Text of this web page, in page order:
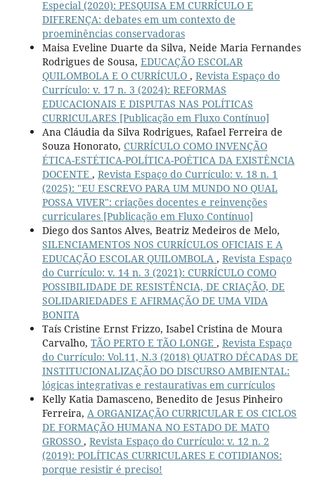
Especial (2020): PESQUISA EM CURRÍCULO E
DIFERENÇA: debates em um contexto de
proeminências conservadoras
Maisa Eveline Duarte da Silva, Neide Maria Fernandes
Rodrigues de Sousa, EDUCAÇÃO ESCOLAR
QUILOMBOLA E O CURRÍCULO , Revista Espaço do
Currículo: v. 17 n. 3 (2024): REFORMAS
EDUCACIONAIS E DISPUTAS NAS POLÍTICAS
CURRICULARES [Publicação em Fluxo Contínuo]
Ana Cláudia da Silva Rodrigues, Rafael Ferreira de
Souza Honorato, CURRÍCULO COMO INVENÇÃO
ÉTICA-ESTÉTICA-POLÍTICA-POÉTICA DA EXISTÊNCIA
DOCENTE , Revista Espaço do Currículo: v. 18 n. 1
(2025): "EU ESCREVO PARA UM MUNDO NO QUAL
POSSA VIVER": criações docentes e reinvenções
curriculares [Publicação em Fluxo Contínuo]
Diego dos Santos Alves, Beatriz Medeiros de Melo,
SILENCIAMENTOS NOS CURRÍCULOS OFICIAIS E A
EDUCAÇÃO ESCOLAR QUILOMBOLA , Revista Espaço
do Currículo: v. 14 n. 3 (2021): CURRÍCULO COMO
POSSIBILIDADE DE RESISTÊNCIA, DE CRIAÇÃO, DE
SOLIDARIEDADES E AFIRMAÇÃO DE UMA VIDA
BONITA
Taís Cristine Ernst Frizzo, Isabel Cristina de Moura
Carvalho, TÃO PERTO E TÃO LONGE , Revista Espaço
do Currículo: Vol.11, N.3 (2018) QUATRO DÉCADAS DE
INSTITUCIONALIZAÇÃO DO DISCURSO AMBIENTAL:
lógicas integrativas e restaurativas em currículos
Kelly Katia Damasceno, Benedito de Jesus Pinheiro
Ferreira, A ORGANIZAÇÃO CURRICULAR E OS CICLOS
DE FORMAÇÃO HUMANA NO ESTADO DE MATO
GROSSO , Revista Espaço do Currículo: v. 12 n. 2
(2019): POLÍTICAS CURRICULARES E COTIDIANOS:
porque resistir é preciso!